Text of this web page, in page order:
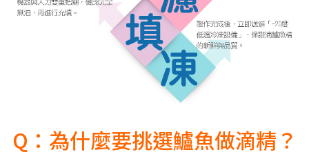
Q：為什麼要挑選鱸魚做滴精？